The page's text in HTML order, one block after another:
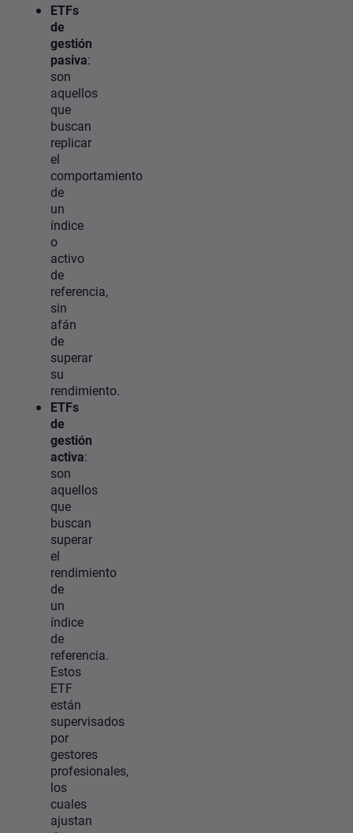
ETFs
de
gestión
pasiva:
son
aquellos
que
buscan
replicar
el
comportamiento
de
un
índice
o
activo
de
referencia,
sin
afán
de
superar
su
rendimiento.
ETFs
de
gestión
activa:
son
aquellos
que
buscan
superar
el
rendimiento
de
un
índice
de
referencia.
Estos
ETF
están
supervisados
por
gestores
profesionales,
los
cuales
ajustan